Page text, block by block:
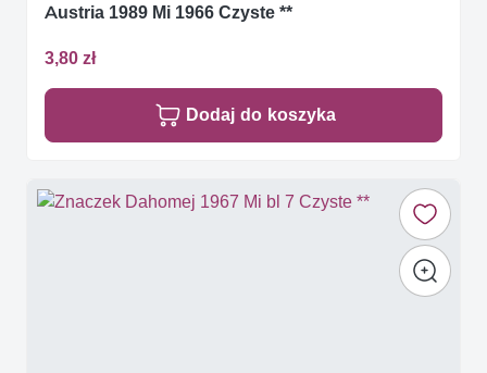
Austria 1989 Mi 1966 Czyste **
3,80 zł
Dodaj do koszyka